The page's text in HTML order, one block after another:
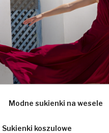
Modne sukienki na wesele
Sukienki koszulowe